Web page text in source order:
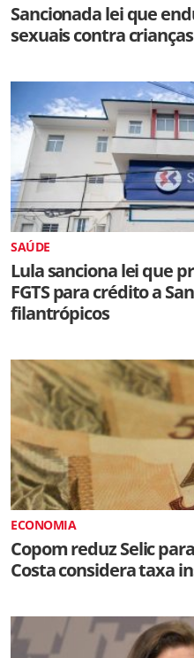
Sancionada lei que
sexuais contra
SAÚDE
Lula sanciona lei que
FGTS para crédito a
filantrópicos
ECONOMIA
Copom reduz Selic
Costa considera taxa